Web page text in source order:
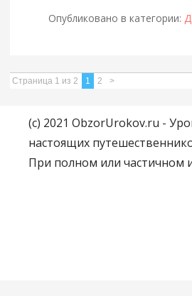
Опубликовано в категории:
Страница 1 из 2 1 2 >
(c) 2021 ObzorUrokov.ru -
настоящих
При полном или частичном